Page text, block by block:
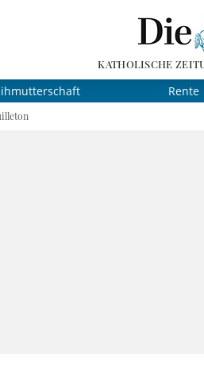
KATHOLISCHE
Rente